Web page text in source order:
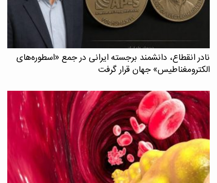
نادر انقطاع، دانشمند برجسته ایرانی در جمع «اسطوره‌های
الکترومغناطیس» جهان قرار گرفت